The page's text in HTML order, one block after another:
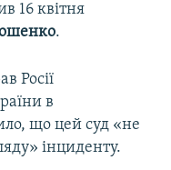
16 квітня
.
Росії
в
що цей суд «не
інциденту.